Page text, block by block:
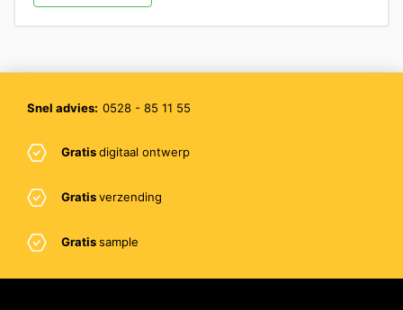
Snel advies: 0528 - 85 11 55
Gratisdigitaal ontwerp
Gratisverzending
Gratissample